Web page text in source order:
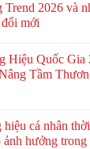
2026 và
mới
Hiệu Quốc
Tầm
cá nhân
ảnh hưởng